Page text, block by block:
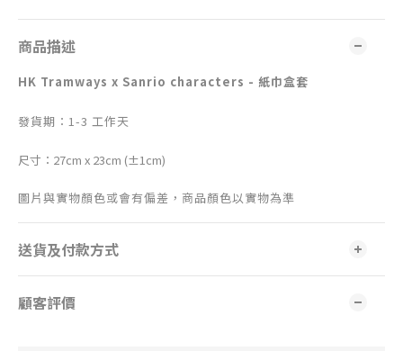
商品描述
HK Tramways x Sanrio characters - 紙巾盒套
發貨期：1-3 工作天
尺寸：27cm x 23cm (±1cm)
圖片與實物顏色或會有偏差，商品顏色以實物為準
送貨及付款方式
顧客評價